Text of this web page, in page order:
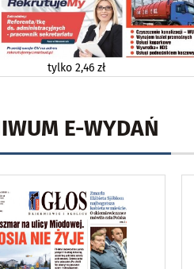
tylko 2,46 zł
E-WYDAŃ